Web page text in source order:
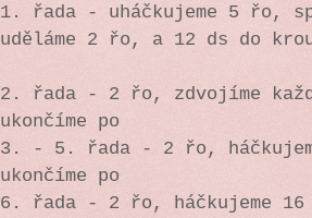
1. řada - uháčkujeme 5 řo,
uděláme 2 řo, a 12 ds do
2. řada - 2 řo, zdvojíme
ukončíme po
3. - 5. řada - 2 řo,
ukončíme po
6. řada - 2 řo, háčkujeme 16